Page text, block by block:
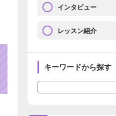
インタビュー
レッスン紹介
キーワードから探す